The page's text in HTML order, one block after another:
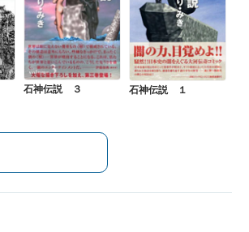
石神伝説 ３ 石神伝説 １